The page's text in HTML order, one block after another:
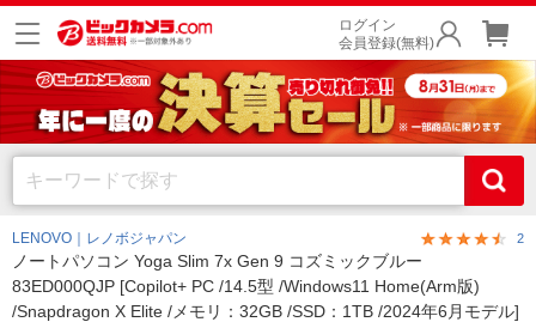
ログイン
会員登録(無料)
LENOVO｜レノボジャパン 2
ノートパソコン Yoga Slim 7x Gen 9 コズミックブルー
83ED000QJP [Copilot+ PC /14.5型 /Windows11 Home(Arm版)
/Snapdragon X Elite /メモリ：32GB /SSD：1TB /2024年6月モデル]